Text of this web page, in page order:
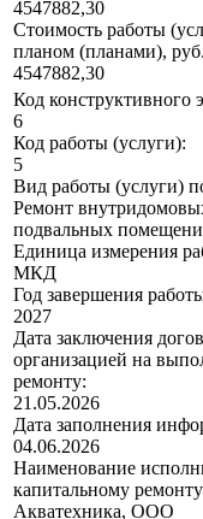
4547882,30
Стоимость работы
планом (планами),
4547882,30
Код конструктивного
6
Код работы (услуги):
5
Вид работы (услуги)
Ремонт
подвальных
Единица измерения
МКД
Год завершения
2027
Дата заключения
организацией на
ремонту:
21.05.2026
Дата заполнения
04.06.2026
Наименование
капитальному
Акватехника, ООО